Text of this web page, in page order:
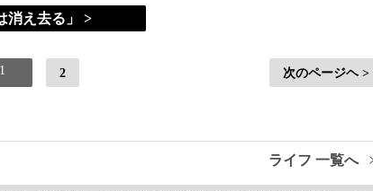
消え去る」 >
1 2 次のページヘ >
ライフ 一覧へ